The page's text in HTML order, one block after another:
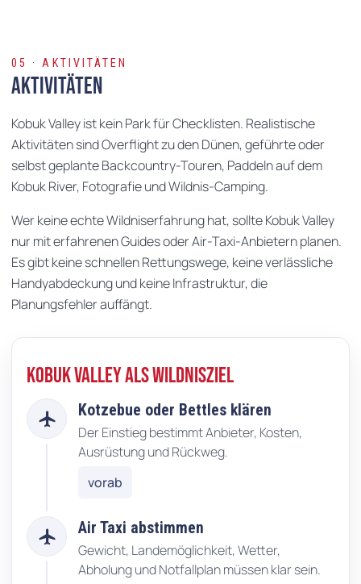
05 · AKTIVITÄTEN
Aktivitäten
Kobuk Valley ist kein Park für Checklisten. Realistische
Aktivitäten sind Overflight zu den Dünen, geführte oder
selbst geplante Backcountry-Touren, Paddeln auf dem
Kobuk River, Fotografie und Wildnis-Camping.
Wer keine echte Wildniserfahrung hat, sollte Kobuk Valley
nur mit erfahrenen Guides oder Air-Taxi-Anbietern planen.
Es gibt keine schnellen Rettungswege, keine verlässliche
Handyabdeckung und keine Infrastruktur, die
Planungsfehler auffängt.
Kobuk Valley als Wildnisziel
flight Kotzebue oder Bettles klären
Der Einstieg bestimmt Anbieter, Kosten,
Ausrüstung und Rückweg.
vorab
local_airport Air Taxi abstimmen
Gewicht, Landemöglichkeit, Wetter,
Abholung und Notfallplan müssen klar sein.